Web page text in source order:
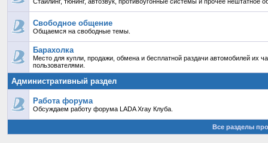
Свободное общение
Общаемся на свободные темы.
Барахолка
Место для купли, продажи, обмена и бесплатной раздачи автомобилей их
пользователями.
Административный раздел
Работа форума
Обсуждаем работу форума LADA Xray Клуба.
Все разделы